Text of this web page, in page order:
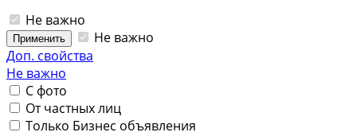
Не важно
Применить
Не важно
Доп. свойства
Не важно
С фото
От частных лиц
Только Бизнес объявления